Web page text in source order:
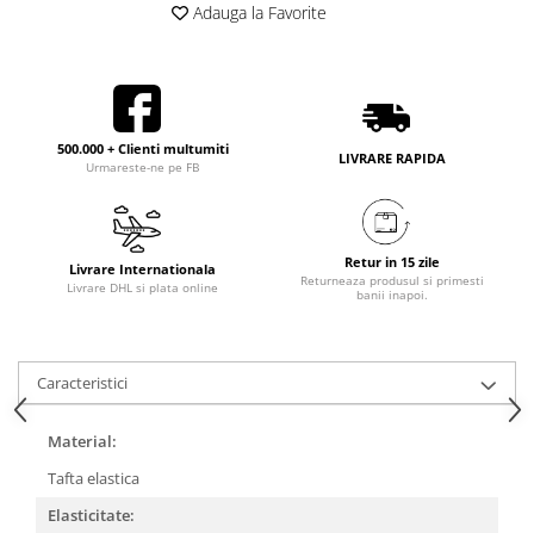
Adauga la Favorite
500.000 + Clienti multumiti
Urmareste-ne pe FB
LIVRARE RAPIDA
Livrare Internationala
Livrare DHL si plata online
Retur in 15 zile
Returneaza produsul si primesti
banii inapoi.
Caracteristici
Material:
Tafta elastica
Elasticitate: